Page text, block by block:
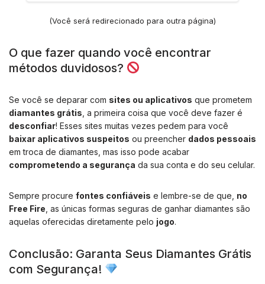
(Você será redirecionado para outra página)
O que fazer quando você encontrar
métodos duvidosos?
Se você se deparar com sites ou aplicativos que prometem
diamantes grátis , a primeira coisa que você deve fazer é
desconfiar! Esses sites muitas vezes pedem para você
baixar aplicativos suspeitos ou preencher dados pessoais
em troca de diamantes, mas isso pode acabar
comprometendo a segurança da sua conta e do seu celular.
Sempre procure fontes confiáveis e lembre-se de que, no
Free Fire , as únicas formas seguras de ganhar diamantes são
aquelas oferecidas diretamente pelo jogo.
Conclusão: Garanta Seus Diamantes Grátis
com Segurança!